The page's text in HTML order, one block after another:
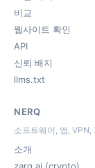
비교
웹사이트 확인
API
신뢰 배지
llms.txt
NERQ
소프트웨어, 앱,
소개